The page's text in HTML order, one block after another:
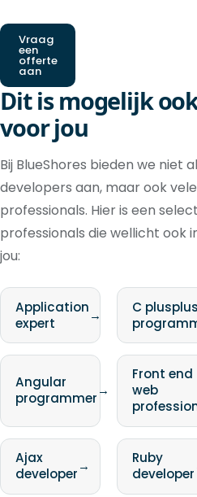
Vraag
een
offerte
aan
Dit is mogelijk
voor jou
Bij BlueShores bieden we niet
developers aan, maar ook
professionals. Hier is een
professionals die wellicht ook
jou:
Application
expert
→
C plusplus
Angular
programmer→
Front end
web
Ajax
developer→
Ruby
developer